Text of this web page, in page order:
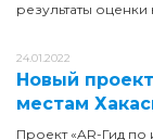
результаты
24.01.2022
Новый
местам
Проект «AR-Гид по